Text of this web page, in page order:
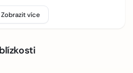
Zobrazit více